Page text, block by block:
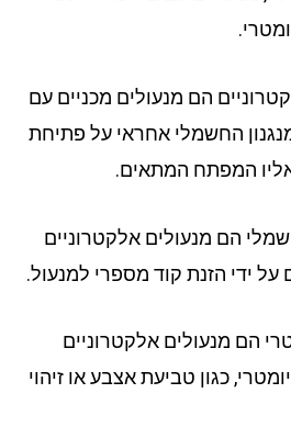
הם מנעולים מכניים עם
החשמלי אחראי על פתיחת
המפתח המתאים.
הם מנעולים אלקטרוניים
הזנת קוד מספרי למנעול.
מנעולים אלקטרוניים
כגון טביעת אצבע או זיהוי